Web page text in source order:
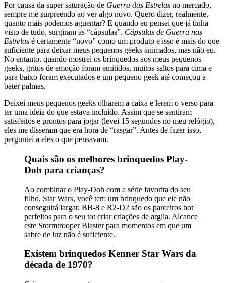
Por causa da super saturação de Guerra das Estrelas no mercado,
sempre me surpreendo ao ver algo novo. Quero dizer, realmente,
quanto mais podemos aguentar? E quando eu pensei que já tinha
visto de tudo, surgiram as “cápsulas”. Cápsulas de Guerra nas
Estrelas é certamente “novo” como um produto e isso é mais do que
suficiente para deixar meus pequenos geeks animados, mas não eu.
No entanto, quando mostrei os brinquedos aos meus pequenos
geeks, gritos de emoção foram emitidos, muitos saltos para cima e
para baixo foram executados e um pequeno geek até começou a
bater palmas.
Deixei meus pequenos geeks olharem a caixa e lerem o verso para
ter uma ideia do que estava incluído. Assim que se sentiram
satisfeitos e prontos para jogar (levei 15 segundos no meu relógio),
eles me disseram que era hora de “rasgar”. Antes de fazer isso,
perguntei a eles o que pensavam.
Quais são os melhores brinquedos Play-
Doh para crianças?
Ao combinar o Play-Doh com a série favorita do seu
filho, Star Wars, você tem um brinquedo que ele não
conseguirá largar. BB-8 e R2-D2 são os parceiros bot
perfeitos para o seu tot criar criações de argila. Alcance
este Stormtrooper Blaster para momentos em que um
sabre de luz não é suficiente.
Existem brinquedos Kenner Star Wars da
década de 1970?